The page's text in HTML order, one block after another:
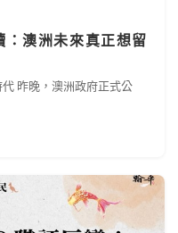
澳洲未來真正想留
昨晚，澳洲政府正式公